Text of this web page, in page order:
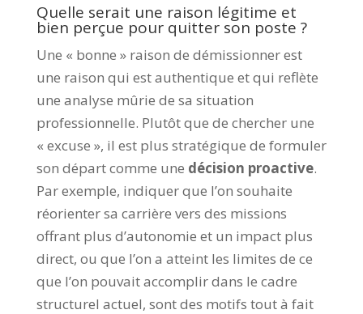
Quelle serait une raison légitime et
bien perçue pour quitter son poste ?
Une « bonne » raison de démissionner est
une raison qui est authentique et qui reflète
une analyse mûrie de sa situation
professionnelle. Plutôt que de chercher une
« excuse », il est plus stratégique de formuler
son départ comme une décision proactive.
Par exemple, indiquer que l’on souhaite
réorienter sa carrière vers des missions
offrant plus d’autonomie et un impact plus
direct, ou que l’on a atteint les limites de ce
que l’on pouvait accomplir dans le cadre
structurel actuel, sont des motifs tout à fait